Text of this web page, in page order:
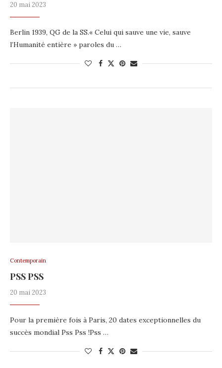
20 mai 2023
Berlin 1939, QG de la SS.« Celui qui sauve une vie, sauve
l’Humanité entière » paroles du …
Contemporain
PSS PSS
20 mai 2023
Pour la première fois à Paris, 20 dates exceptionnelles du
succès mondial Pss Pss !Pss …